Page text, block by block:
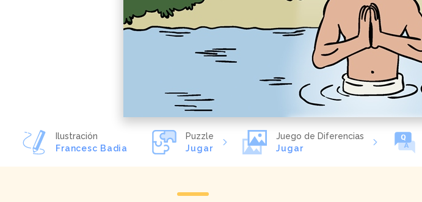
Ilustración
Francesc Badia
Puzzle
Jugar
Juego de Diferencias
Jugar